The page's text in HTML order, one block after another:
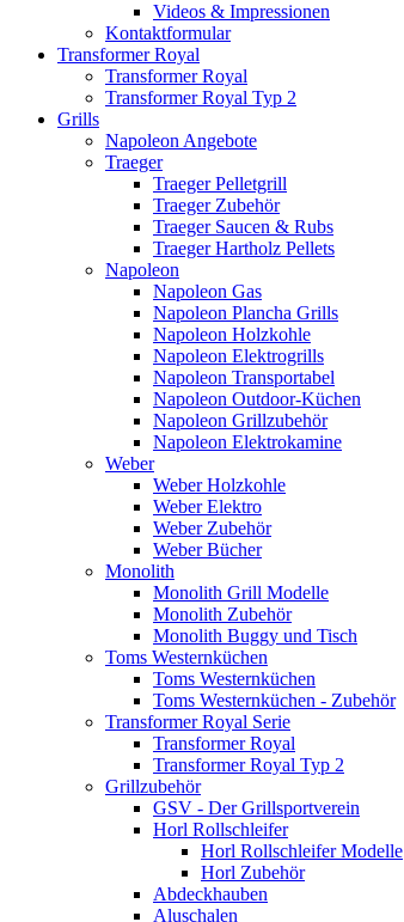
Videos & Impressionen
Kontaktformular
Transformer Royal
Transformer Royal
Transformer Royal Typ 2
Grills
Napoleon Angebote
Traeger
Traeger Pelletgrill
Traeger Zubehör
Traeger Saucen & Rubs
Traeger Hartholz Pellets
Napoleon
Napoleon Gas
Napoleon Plancha Grills
Napoleon Holzkohle
Napoleon Elektrogrills
Napoleon Transportabel
Napoleon Outdoor-Küchen
Napoleon Grillzubehör
Napoleon Elektrokamine
Weber
Weber Holzkohle
Weber Elektro
Weber Zubehör
Weber Bücher
Monolith
Monolith Grill Modelle
Monolith Zubehör
Monolith Buggy und Tisch
Toms Westernküchen
Toms Westernküchen
Toms Westernküchen - Zubehör
Transformer Royal Serie
Transformer Royal
Transformer Royal Typ 2
Grillzubehör
GSV - Der Grillsportverein
Horl Rollschleifer
Horl Rollschleifer Modelle
Horl Zubehör
Abdeckhauben
Aluschalen